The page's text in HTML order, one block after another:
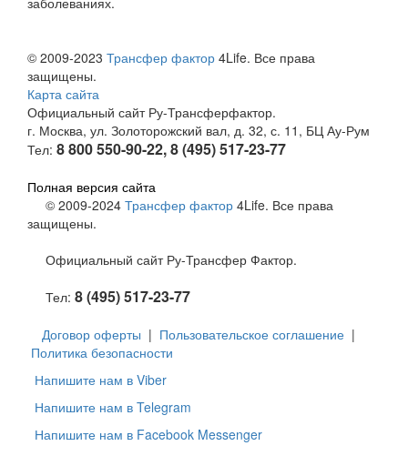
© 2009-2023 Трансфер фактор 4Life. Все права
защищены.
Карта сайта
Официальный сайт Ру-Трансферфактор.
г. Москва, ул. Золоторожский вал, д. 32, с. 11, БЦ Ау-Рум
Тел: 8 800 550-90-22, 8 (495) 517-23-77
Полная версия сайта
© 2009-2024 Трансфер фактор 4Life. Все права
защищены.
Официальный сайт Ру-Трансфер Фактор.
Тел: 8 (495) 517-23-77
Договор оферты | Пользовательское соглашение |
Политика безопасности
Напишите нам в Viber
Напишите нам в Telegram
Напишите нам в Facebook Messenger